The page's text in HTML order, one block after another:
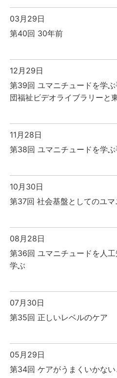
03月29日
第40回 30年前
12月29日
第39回 ユマニチュードを学
団福祉ビデオライブラリーと
11月28日
第38回 ユマニチュードを学
10月30日
第37回 社会基盤としてのユマ
08月28日
第36回 ユマニチュードを人
学ぶ
07月30日
第35回 正しいレベルのケア
05月29日
第34回 ケアがうまくいかない